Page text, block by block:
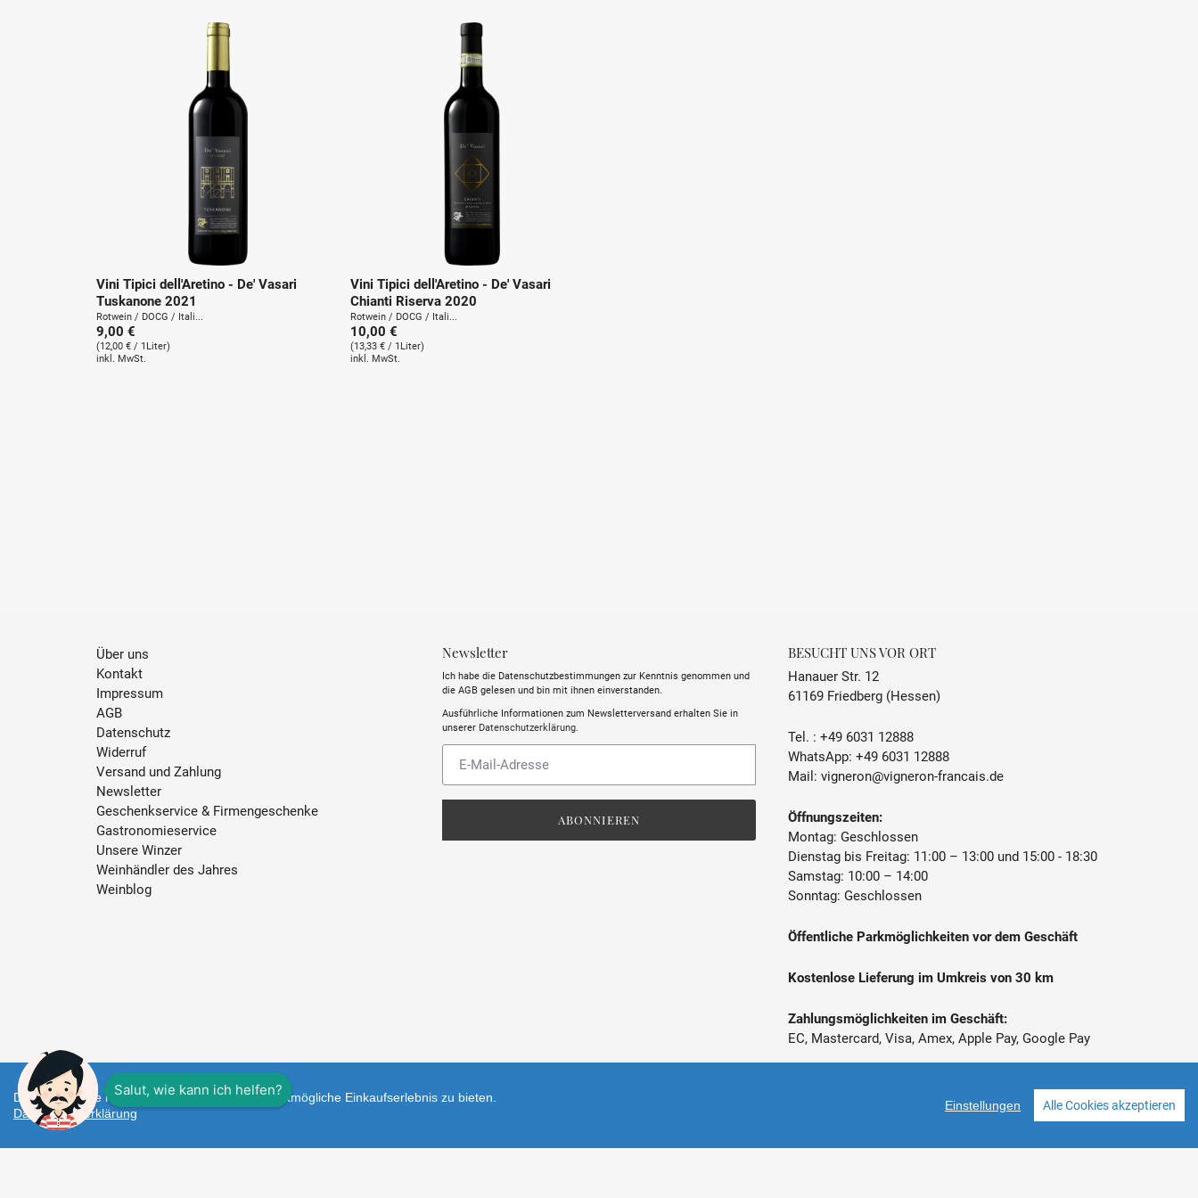
Vini Tipici dell'Aretino - De' Vasari
Tuskanone 2021
Rotwein / DOCG / Itali...
9,00 €
(12,00 € / 1Liter)
inkl. MwSt.
Vini Tipici dell'Aretino - De' Vasari
Chianti Riserva 2020
Rotwein / DOCG / Itali...
10,00 €
(13,33 € / 1Liter)
inkl. MwSt.
Über uns
Kontakt
Impressum
AGB
Datenschutz
Widerruf
Versand und Zahlung
Newsletter
Geschenkservice & Firmengeschenke
Gastronomieservice
Unsere Winzer
Weinhändler des Jahres
Weinblog
Newsletter
Ich habe die Datenschutzbestimmungen zur Kenntnis genommen und
die AGB gelesen und bin mit ihnen einverstanden.
Ausführliche Informationen zum Newsletterversand erhalten Sie in
unserer Datenschutzerklärung
ABONNIEREN
BESUCHT UNS VOR ORT
Hanauer Str. 12
61169 Friedberg (Hessen)
Tel. : +49 6031 12888
WhatsApp: +49 6031 12888
Mail: vigneron@vigneron-francais.de
Öffnungszeiten:
Montag: Geschlossen
Dienstag bis Freitag: 11:00 – 13:00 und 15:00 - 18:30
Samstag: 10:00 – 14:00
Sonntag: Geschlossen
Öffentliche Parkmöglichkeiten vor dem Geschäft
Kostenlose Lieferung im Umkreis von 30 km
Zahlungsmöglichkeiten im Geschäft:
EC, Mastercard, Visa, Amex, Apple Pay, Google Pay
Diese Webseite nutzt Cookies um Ihnen das bestmögliche Einkaufserlebnis zu bieten.
Datenschutzerklärung
Einstellungen Alle Cookies akzeptieren